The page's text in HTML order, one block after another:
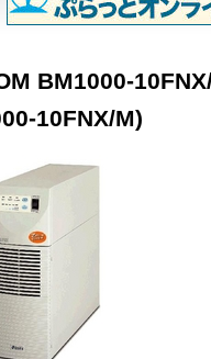
BM1000-
10FNX/M)